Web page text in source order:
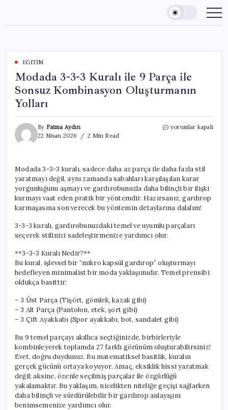
content
EĞITIM
Modada 3-3-3 Kuralı ile 9 Parça ile
Sonsuz Kombinasyon Oluşturmanın
Yolları
By Fatma Aydın
22 Nisan 2026
2 Min Read
Modada
ile
9
Parça
ile
Sonsuz
Oluşturmanın
Yolları
yorumlar kapalı
Modada 3-3-3 kuralı, sadece daha az parça ile daha fazla stil
yaratmayı değil, aynı zamanda sabahları karşılaşılan karar
yorgunluğunu aşmayı ve gardırobunuzla daha bilinçli bir ilişki
kurmayı vaat eden pratik bir yöntemdir. Hazırsanız, gardırop
karmaşasına son verecek bu yöntemin detaylarına dalalım!
3-3-3 kuralı, gardırobunuzdaki temel ve uyumlu parçaları
seçerek stilinizi sadeleştirmenize yardımcı olur.
**3-3-3 Kuralı Nedir?**
Bu kural, işlevsel bir “mikro kapsül gardırop” oluşturmayı
hedefleyen minimalist bir moda yaklaşımıdır. Temel prensibi
oldukça basittir:
– 3 Üst Parça (Tişört, gömlek, kazak gibi)
– 3 Alt Parça (Pantolon, etek, şort gibi)
– 3 Çift Ayakkabı (Spor ayakkabı, bot, sandalet gibi)
Bu 9 temel parçayı akıllıca seçtiğinizde, birbirleriyle
kombinleyerek toplamda 27 farklı görünüm oluşturabilirsiniz!
Evet, doğru duydunuz. Bu matematiksel basitlik, kuralın
gerçek gücünü ortaya koyuyor. Amaç, eksiklik hissi yaratmak
değil; aksine, özenle seçilmiş parçalar ile özgürlüğü
yakalamaktır. Bu yaklaşım, nicelikten niteliğe geçişi sağlarken
daha bilinçli ve sürdürülebilir bir gardırop anlayışını
benimsemenize yardımcı olur.